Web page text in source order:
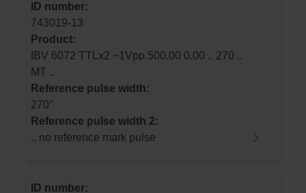
ID number:
743019-13
Product:
IBV 6072 TTLx2 ~1Vpp 500.00 0.00 .. 270 ..
MT ..
Reference pulse width:
270°
Reference pulse width 2:
.. no reference mark pulse
ID number: